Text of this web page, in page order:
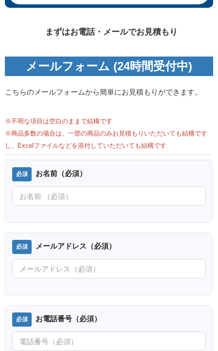
まずはお電話・メールでお見積もり
メールフォーム (24時間受付中)
こちらのメールフォームから簡単にお見積もりができます。
※不明な項目は空白のままで結構です
※商品多数の場合は、一部の商品のみお見積もりいただいても結構です
し、Excelファイルなどを添付していただいても結構です
お名前（必須）
メールアドレス（必須）
お電話番号（必須）